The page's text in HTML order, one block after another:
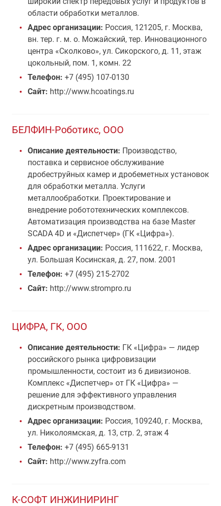
области обработки металлов.
Адрес организации: Россия, 121205, г. Москва,
вн. тер. г. м. о. Можайский, тер. Инновационного
центра «Сколково», ул. Сикорского, д. 11, этаж
цокольный, пом. 1, комн. 22
Телефон: +7 (495) 107-0130
Сайт: http://www.hcoatings.ru
БЕЛФИН-Роботикс, ООО
Описание деятельности: Производство,
поставка и сервисное обслуживание
дробеструйных камер и дробеметных установок
для обработки металла. Услуги
металлообработки. Проектирование и
внедрение робототехнических комплексов.
Автоматизация производства на базе Master
SCADA 4D и «Диспетчер» (ГК «Цифра»).
Адрес организации: Россия, 111622, г. Москва,
ул. Большая Косинская, д. 27, пом. 2001
Телефон: +7 (495) 215-2702
Сайт: http://www.strompro.ru
ЦИФРА, ГК, ООО
Описание деятельности: ГК «Цифра» — лидер
российского рынка цифровизации
промышленности, состоит из 6 дивизионов.
Комплекс «Диспетчер» от ГК «Цифра» —
решение для эффективного управления
дискретным производством.
Адрес организации: Россия, 109240, г. Москва,
ул. Николоямская, д. 13, стр. 2, этаж 4
Телефон: +7 (495) 665-9131
Сайт: http://www.zyfra.com
К-СОФТ ИНЖИНИРИНГ